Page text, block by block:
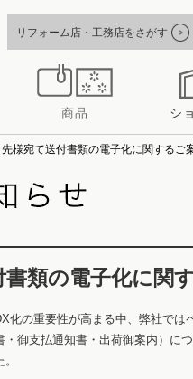
リフォーム店・工務店をさがす
商品 シ
先様宛て送付書類の電子化に関するご
類の電子化に関
化の重要性が高まる中、弊社で
御支払通知書・出荷御案内）に